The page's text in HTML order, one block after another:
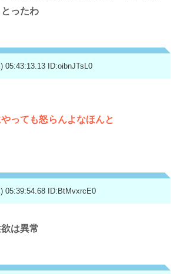
ったわ
05:43:13.13 ID:oibnJTsL0
っても怒らんよなほんと
05:39:54.68 ID:BtMvxrcE0
は異常